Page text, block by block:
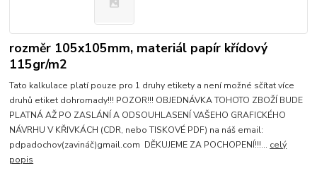
rozměr 105x105mm, materiál papír křídový
115gr/m2
Tato kalkulace platí pouze pro 1 druhy etikety a není možné sčítat více
druhů etiket dohromady!!! POZOR!!! OBJEDNÁVKA TOHOTO ZBOŽÍ BUDE
PLATNÁ AŽ PO ZASLÁNÍ A ODSOUHLASENÍ VAŠEHO GRAFICKÉHO
NÁVRHU V KŘIVKÁCH (CDR, nebo TISKOVÉ PDF) na náš email:
pdpadochov(zavináč)gmail.com DĚKUJEME ZA POCHOPENÍ!!!... celý
popis